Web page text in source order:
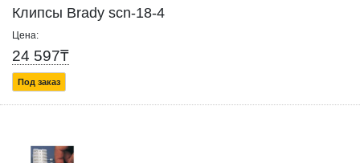
Клипсы Brady scn-18-4
Цена:
24 597₸
Под заказ